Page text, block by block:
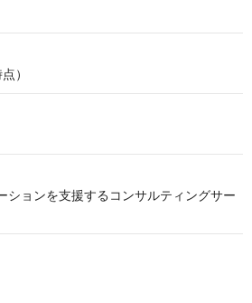
）
ションを支援するコンサルティングサー